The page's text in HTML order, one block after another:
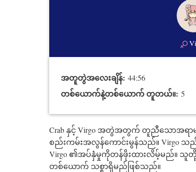
အတူတွဲအလေးချိန်: 44:56
တစ်ယောက်နဲ့တစ်ယောက် တူတယ်။: 5
Crab နှင့် Virgo အတွဲအတွက် တူညီသောအရာ
စည်းကမ်းအလွန်ကောင်းမွန်သည်။ Virgo သ
Virgo ၏အပ်နှံမှုကိုတန်ဖိုးထားလိမ့်မည်။ သူတို့
တစ်ယောက် သစ္စာရှိမည်ဖြစ်သည်။